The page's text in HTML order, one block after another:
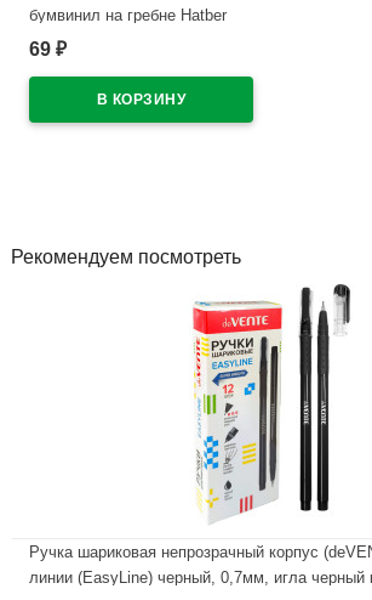
бумвинил на гребне Hatber
Металлик Черная арт
69 ₽
Рекомендуем посмотреть
Ручка шариковая непрозрачный корпус
линии (EasyLine) черный, 0,7мм, игла черный